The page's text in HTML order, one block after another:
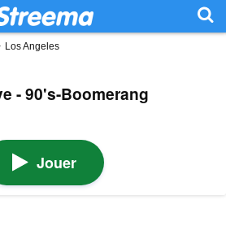
Los Angeles
- 90's-Boomerang
Jouer